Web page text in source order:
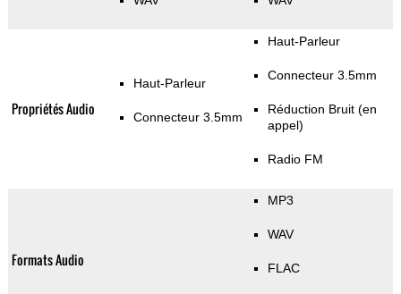
Propriétés Audio
Haut-Parleur
Connecteur 3.5mm
Haut-Parleur
Connecteur 3.5mm
Réduction Bruit (en
appel)
Radio FM
Formats Audio
MP3
WAV
FLAC